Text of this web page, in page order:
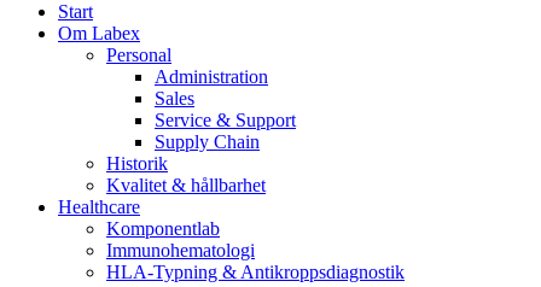
Start
Om Labex
Personal
Administration
Sales
Service & Support
Supply Chain
Historik
Kvalitet & hållbarhet
Healthcare
Komponentlab
Immunohematologi
HLA-Typning & Antikroppsdiagnostik